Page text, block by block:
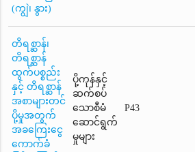
(ကျွဲ၊ နွား)
တိရစ္ဆာန်၊
တိရစ္ဆာန်
ထွက်ပစ္စည်း
နှင့် တိရစ္ဆာန်
အစာများတင်
ပို့မှုအတွက်
အခကြေးငွေ
ကောက်ခံ
ပို့ကုန်နှင့်
ဆက်စပ်
သောစီမံ
ဆောင်ရွက်
မှုများ
P43